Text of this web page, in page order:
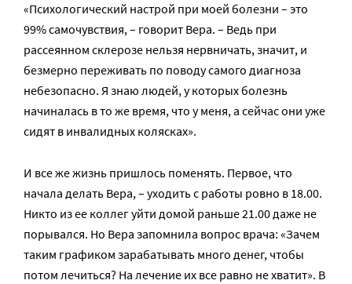
«Психологический настрой при моей болезни – это
99% самочувствия, – говорит Вера. – Ведь при
рассеянном склерозе нельзя нервничать, значит, и
безмерно переживать по поводу самого диагноза
небезопасно. Я знаю людей, у которых болезнь
начиналась в то же время, что у меня, а сейчас они уже
сидят в инвалидных колясках».
И все же жизнь пришлось поменять. Первое, что
начала делать Вера, – уходить с работы ровно в 18.00.
Никто из ее коллег уйти домой раньше 21.00 даже не
порывался. Но Вера запомнила вопрос врача: «Зачем
таким графиком зарабатывать много денег, чтобы
потом лечиться? На лечение их все равно не хватит». В